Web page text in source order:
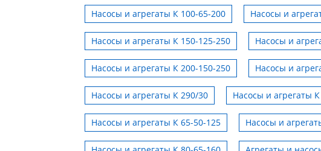
Насосы и агрегаты К 100-65-200 Насосы и
Насосы и агрегаты К 150-125-250 Насосы и
Насосы и агрегаты К 200-150-250 Насосы и
Насосы и агрегаты К 290/30 Насосы и агрегаты
Насосы и агрегаты К 65-50-125 Насосы и